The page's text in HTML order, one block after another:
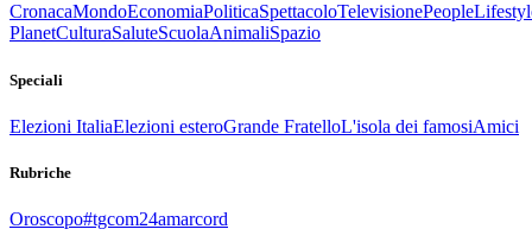
CronacaMondoEconomiaPoliticaSpettacoloTelevisionePeople
PlanetCulturaSaluteScuolaAnimaliSpazio
Speciali
Elezioni ItaliaElezioni esteroGrande FratelloL'isola dei famosiAmici
Rubriche
Oroscopo#tgcom24amarcord